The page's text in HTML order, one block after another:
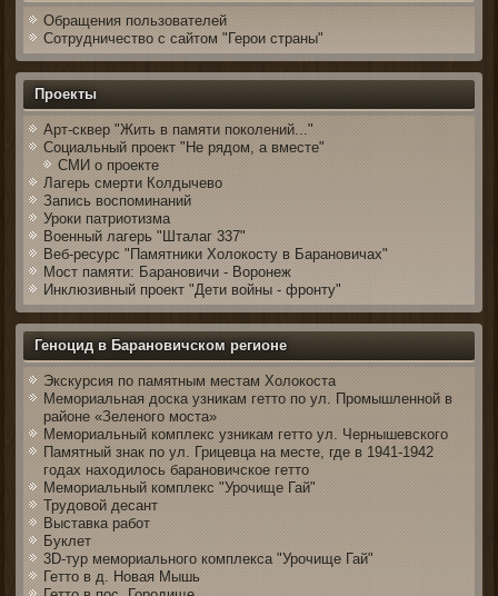
Обращения пользователей
Сотрудничество с сайтом "Герои страны"
Проекты
Арт-сквер "Жить в памяти поколений..."
Социальный проект "Не рядом, а вместе"
СМИ о проекте
Лагерь смерти Колдычево
Запись воспоминаний
Уроки патриотизма
Военный лагерь "Шталаг 337"
Веб-ресурс "Памятники Холокосту в Барановичах"
Мост памяти: Барановичи - Воронеж
Инклюзивный проект "Дети войны - фронту"
Геноцид в Барановичском регионе
Экскурсия по памятным местам Холокоста
Мемориальная доска узникам гетто по ул. Промышленной в
районе «Зеленого моста»
Мемориальный комплекс узникам гетто ул. Чернышевского
Памятный знак по ул. Грицевца на месте, где в 1941-1942
годах находилось барановичское гетто
Мемориальный комплекс "Урочище Гай"
Трудовой десант
Выставка работ
Буклет
3D-тур мемориального комплекса "Урочище Гай"
Гетто в д. Новая Мышь